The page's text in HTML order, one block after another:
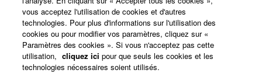
vous acceptez l'utilisation de cookies et d'autres
technologies. Pour plus d'informations sur l'utilisation des
cookies ou pour modifier vos paramètres, cliquez sur «
Paramètres des cookies ». Si vous n'acceptez pas cette
utilisation, cliquez ici pour que seuls les cookies et les
technologies nécessaires soient utilisés.